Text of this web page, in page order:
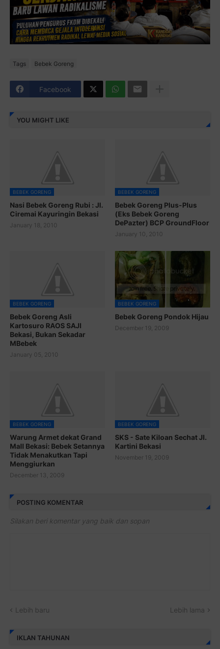
Tags Bebek Goreng
Facebook
YOU MIGHT LIKE
BEBEK GORENG
Nasi Bebek Goreng Rubi : Jl.
Ciremai Kayuringin Bekasi
January 18, 2010
BEBEK GORENG
Bebek Goreng Plus-Plus
(Eks Bebek Goreng
DePazter) BCP GroundFloor
January 10, 2010
BEBEK GORENG
Bebek Goreng Asli
Kartosuro RAOS SAJI
Bekasi, Bukan Sekadar
MBebek
January 05, 2010
BEBEK GORENG
Bebek Goreng Pondok Hijau
December 19, 2009
BEBEK GORENG
Warung Armet dekat Grand
Mall Bekasi: Bebek Setannya
Tidak Menakutkan Tapi
Menggiurkan
December 13, 2009
BEBEK GORENG
SKS - Sate Kiloan Sechat Jl.
Kartini Bekasi
November 19, 2009
POSTING KOMENTAR
Silakan beri komentar yang baik dan sopan
Lebih baru Lebih lama
IKLAN TAHUNAN